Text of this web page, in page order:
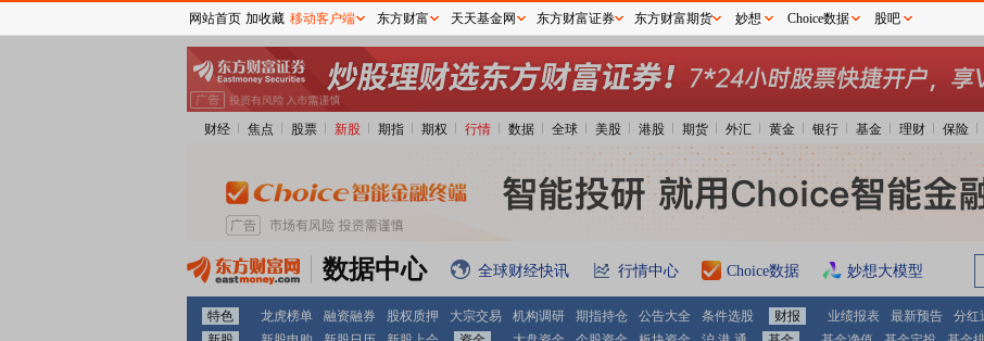
财经 焦点 股票 新股 期指 期权 行情 数据 全球 美股 港股 期货 外汇 黄金 银行 基金 理财 保险
数据中心 全球财经快讯 行情中心 Choice数据 妙想大模型
特色 龙虎榜单 融资融券 股权质押 大宗交易 机构调研 期指持仓 公告大全 条件选股 财报 业绩报表 最新预告 分红
网站首页 加收藏 移动客户端 东方财富 天天基金网 东方财富证券 东方财富期货 妙想 Choice数据 股吧